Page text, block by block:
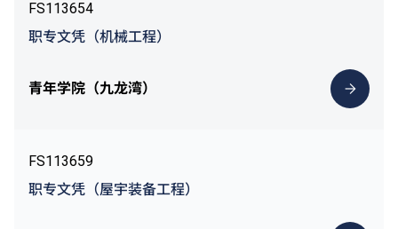
FS113654
职专文凭（机械工程）
青年学院（九龙湾）
FS113659
职专文凭（屋宇装备工程）